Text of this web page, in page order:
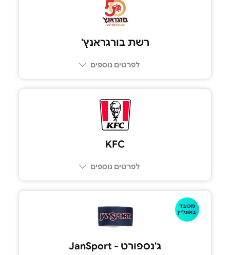
רשת בורגראנץ'
לפרטים נוספים
KFC
לפרטים נוספים
מכובד
באונליין
ג'נספורט - JanSport